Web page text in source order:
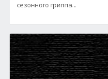
сезонного гриппа...